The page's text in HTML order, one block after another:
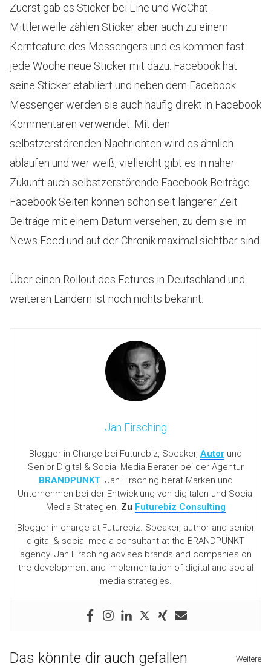
Zuerst gab es Sticker bei Line und WeChat.
Mittlerweile zählen Sticker aber auch zu einem
Kernfeature des Messengers und es kommen fast
jede Woche neue Sticker mit dazu. Facebook hat
seine Sticker etabliert und neben dem Facebook
Messenger werden sie auch häufig direkt in Facebook
Kommentaren verwendet. Mit den
selbstzerstörenden Nachrichten wird es ähnlich
ablaufen und wer weiß, vielleicht gibt es in naher
Zukunft auch selbstzerstörende Facebook Beiträge.
Facebook Seiten können schon seit längerer Zeit
Beiträge mit einem Datum versehen, zu dem sie im
News Feed und auf der Chronik maximal sichtbar sind.
Über einen Rollout des Fetures in Deutschland und
weiteren Ländern ist noch nichts bekannt.
Jan Firsching
Blogger in Charge bei Futurebiz, Speaker, Autor und
Senior Digital & Social Media Berater bei der Agentur
BRANDPUNKT. Jan Firsching berät Marken und
Unternehmen bei der Entwicklung von digitalen und Social
Media Strategien. Zu Futurebiz Consulting
Blogger in charge at Futurebiz. Speaker, author and senior
digital & social media consultant at the BRANDPUNKT
agency. Jan Firsching advises brands and companies on
the development and implementation of digital and social
media strategies.
Das könnte dir auch gefallen Weitere